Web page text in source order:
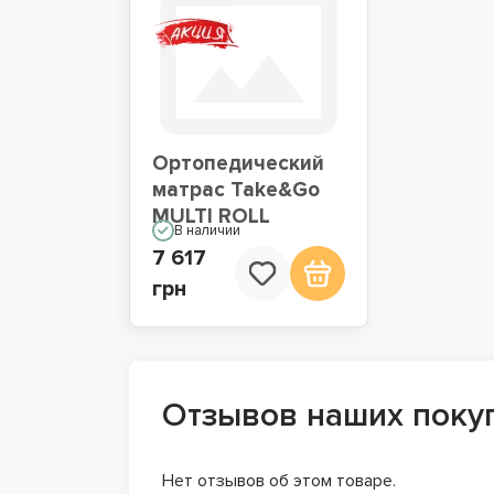
Ортопедический
матрас Take&Go
MULTI ROLL
В наличии
7 617
грн
Отзывов наших
Нет отзывов об этом товаре.